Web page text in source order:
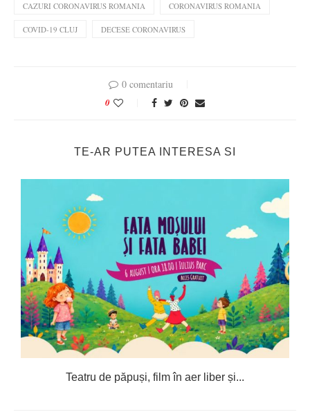
CAZURI CORONAVIRUS ROMANIA CORONAVIRUS ROMANIA
COVID-19 CLUJ DECESE CORONAVIRUS
0 comentariu
0
TE-AR PUTEA INTERESA SI
Teatru de păpuși, film în aer liber și...